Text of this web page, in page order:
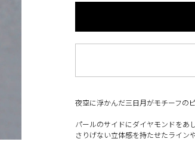
夜空に浮かんだ三日月がモチーフのピ
パールのサイドにダイヤモンドをあ
さりげない立体感を持たせたライン